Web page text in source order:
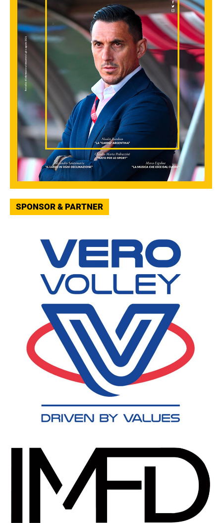
SPONSOR & PARTNER